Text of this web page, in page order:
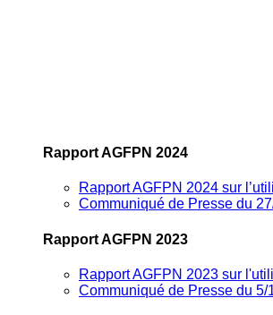
Rapport AGFPN 2024
Rapport AGFPN 2024 sur
Communiqué de Presse du
Rapport AGFPN 2023
Rapport AGFPN 2023 sur
Communiqué de Presse du 5/